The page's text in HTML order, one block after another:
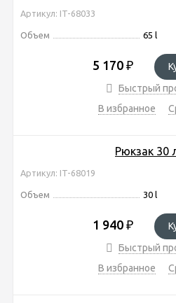
Артикул: IT-68033
Объем 65 l
5 170 ₽
Быстрый
В избранное
Рюкзак 30
Артикул: IT-68019
Объем 30 l
1 940 ₽
Быстрый
В избранное